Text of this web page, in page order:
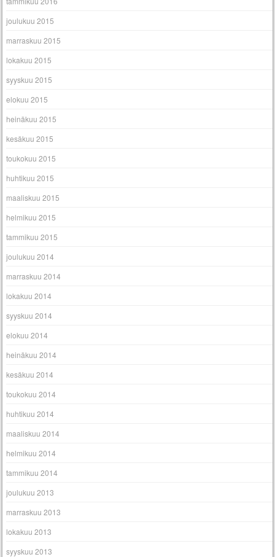
joulukuu 2015
marraskuu 2015
lokakuu 2015
syyskuu 2015
elokuu 2015
heinäkuu 2015
kesäkuu 2015
toukokuu 2015
huhtikuu 2015
maaliskuu 2015
helmikuu 2015
tammikuu 2015
joulukuu 2014
marraskuu 2014
lokakuu 2014
syyskuu 2014
elokuu 2014
heinäkuu 2014
kesäkuu 2014
toukokuu 2014
huhtikuu 2014
maaliskuu 2014
helmikuu 2014
tammikuu 2014
joulukuu 2013
marraskuu 2013
lokakuu 2013
syyskuu 2013